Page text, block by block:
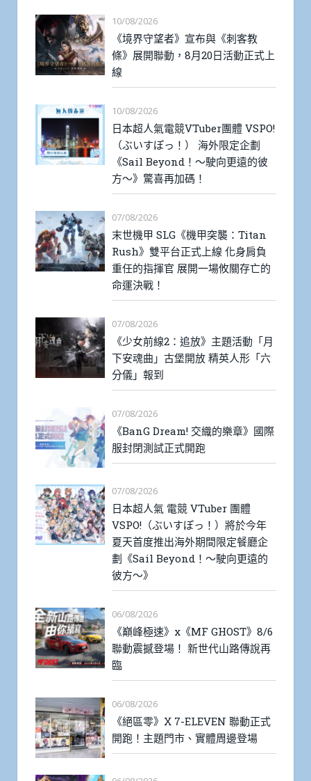
10/08/2026
《境界守望者》宣布與《刺客教
條》展開聯動，8月20日活動正式上
線
10/08/2026
日本超人氣電競VTuber團體 VSPO!
（ぶいすぽっ！） 海外限定企劃
《Sail Beyond！～駛向更遠的彼
方～》驚喜再加碼！
07/08/2026
末世機甲 SLG《機甲突襲：Titan
Rush》雙平台正式上線 化身肩負
重任的指揮官 展開一場攸關存亡的
命運決戰！
07/08/2026
《少女前線2：追放》主題活動「月
下安魂曲」古堡開放 精英人形「六
分儀」報到
07/08/2026
《BanG Dream! 交織的樂章》國際
服封閉測試正式開跑
07/08/2026
日本超人氣 電競 VTuber 團體
VSPO!（ぶいすぽっ！）將於今年
夏天首度推出海外期間限定餐廳企
劃《Sail Beyond！～駛向更遠的
彼方～》
06/08/2026
《巔峰極速》x《MF GHOST》8/6
聯動震撼登場！ 新世代山路傳說再
臨
06/08/2026
《絕區零》X 7-ELEVEN 聯動正式
開跑！主題門市、實體周邊登場